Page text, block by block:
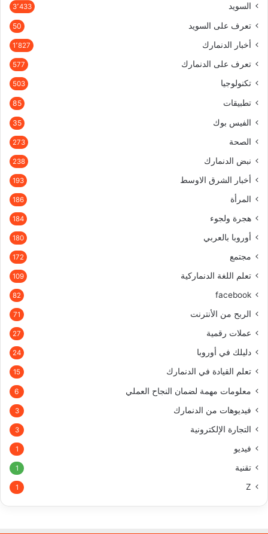
السويد 3٬433
تعرف على السويد 50
أخبار الدنمارك 1٬827
تعرف على الدنمارك 577
تكنولوجيا 503
تطبيقات 85
الفيس بوك 35
الصحة 273
نبض الدنمارك 238
أخبار الشرق الاوسط 193
المرأة 186
هجرة ولجوء 184
أوروبا بالعربي 180
مجتمع 172
تعلم اللغة الدنماركية 109
facebook
82
الربح من الأنترنت 71
عملات رقمية 27
دليلك في أوروبا 24
تعلم القيادة في الدنمارك 15
معلومات مهمة لضمان النجاح العملي 6
فيديوهات من الدنمارك 3
التجارة الإلكترونية 3
فيديو 1
تقنية 1
Z
1